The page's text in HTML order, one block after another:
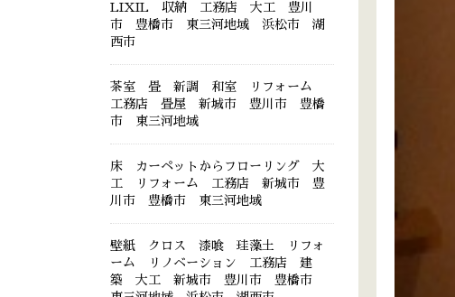
LIXIL 収納 工務店 大工 豊川
市 豊橋市 東三河地域 浜松市 湖
西市
茶室 畳 新調 和室 リフォーム
工務店 畳屋 新城市 豊川市 豊橋
市 東三河地域
床 カーペットからフローリング 大
工 リフォーム 工務店 新城市 豊
川市 豊橋市 東三河地域
壁紙 クロス 漆喰 珪藻土 リフォ
ーム リノベーション 工務店 建
築 大工 新城市 豊川市 豊橋市